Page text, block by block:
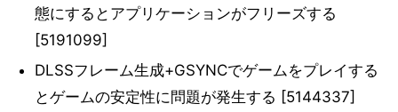
態にするとアプリケーションがフリーズする
[5191099]
DLSSフレーム生成+GSYNCでゲームをプレイする
とゲームの安定性に問題が発生する [5144337]